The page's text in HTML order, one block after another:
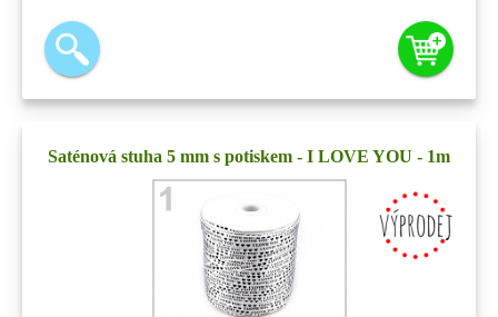
Saténová stuha 5 mm s potiskem - I LOVE YOU - 1m